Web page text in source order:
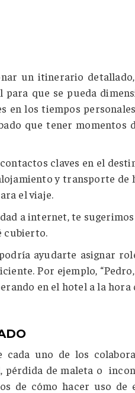
un itinerario
que se pueda
los tiempos
que tener momentos
claves en el
y transporte de
el viaje.
a internet, te
cubierto.
ayudarte asignar
Por ejemplo,
en el hotel a la hora
uno de los
pérdida de maleta o
de cómo hacer uso de